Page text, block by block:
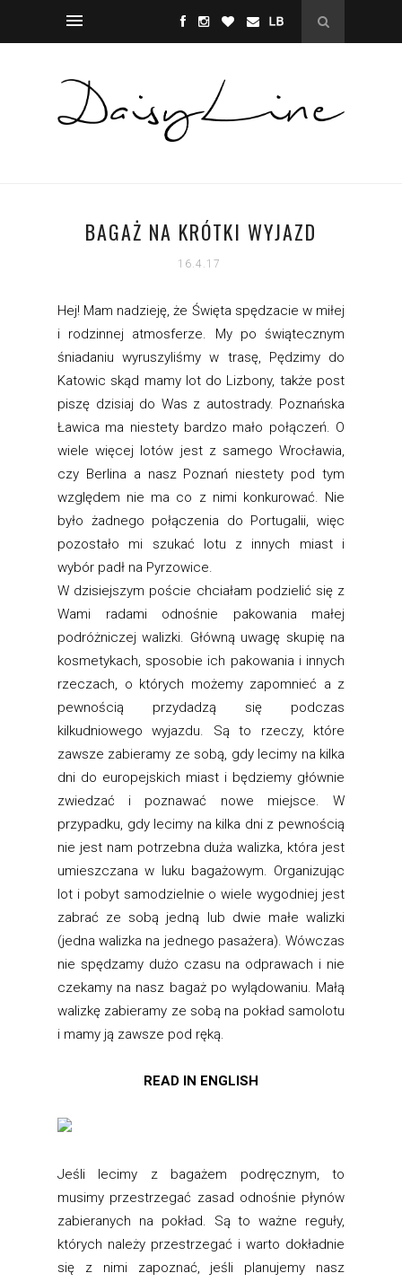
BAGAŻ NA KRÓTKI WYJAZD
16.4.17
Hej! Mam nadzieję, że Święta spędzacie w miłej
i rodzinnej atmosferze. My po świątecznym
śniadaniu wyruszyliśmy w trasę, Pędzimy do
Katowic skąd mamy lot do Lizbony, także post
piszę dzisiaj do Was z autostrady. Poznańska
Ławica ma niestety bardzo mało połączeń. O
wiele więcej lotów jest z samego Wrocławia,
czy Berlina a nasz Poznań niestety pod tym
względem nie ma co z nimi konkurować. Nie
było żadnego połączenia do Portugalii, więc
pozostało mi szukać lotu z innych miast i
wybór padł na Pyrzowice.
W dzisiejszym poście chciałam podzielić się z
Wami radami odnośnie pakowania małej
podróżniczej walizki. Główną uwagę skupię na
kosmetykach, sposobie ich pakowania i innych
rzeczach, o których możemy zapomnieć a z
pewnością przydadzą się podczas
kilkudniowego wyjazdu. Są to rzeczy, które
zawsze zabieramy ze sobą, gdy lecimy na kilka
dni do europejskich miast i będziemy głównie
zwiedzać i poznawać nowe miejsce. W
przypadku, gdy lecimy na kilka dni z pewnością
nie jest nam potrzebna duża walizka, która jest
umieszczana w luku bagażowym. Organizując
lot i pobyt samodzielnie o wiele wygodniej jest
zabrać ze sobą jedną lub dwie małe walizki
(jedna walizka na jednego pasażera). Wówczas
nie spędzamy dużo czasu na odprawach i nie
czekamy na nasz bagaż po wylądowaniu. Małą
walizkę zabieramy ze sobą na pokład samolotu
i mamy ją zawsze pod ręką.
READ IN ENGLISH
Jeśli lecimy z bagażem podręcznym, to
musimy przestrzegać zasad odnośnie płynów
zabieranych na pokład. Są to ważne reguły,
których należy przestrzegać i warto dokładnie
się z nimi zapoznać, jeśli planujemy nasz